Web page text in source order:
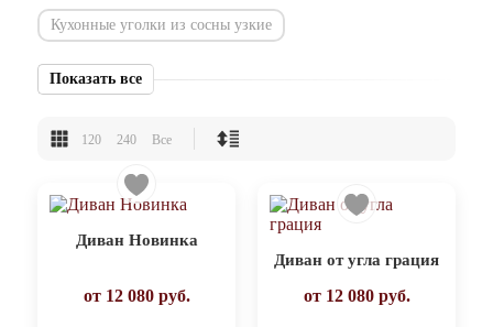
Кухонные уголки из сосны узкие
Показать все
120 240 Все
Диван Новинка
от 12 080руб.
Диван от угла грация
от 12 080руб.